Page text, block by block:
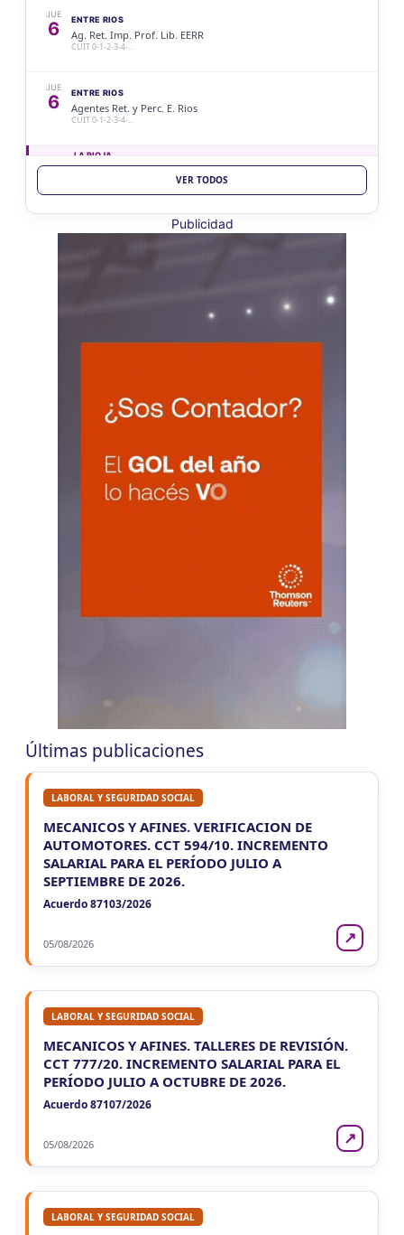
JUE
6 ENTRE RIOS
Ag. Ret. Imp. Prof. Lib. EERR
CUIT 0-1-2-3-4-…
JUE
6 ENTRE RIOS
Agentes Ret. y Perc. E. Rios
CUIT 0-1-2-3-4-…
LA RIOJA
6
CUIT 0-1-2-3-4-…
6
NACIONAL
7
CUIT 0-1-2-3-4-…
Autonomos
CUIT 7-8-9-…
ENTRE RIOS
CUIT 5-6-7-8-9-…
VIE
7 Agentes Ret. y Perc. E. Rios
CUIT 5-6-7-8-9-…
VIE
7 JUJUY
Agentes Ret. Perc. Jujuy
CUIT 0-1-2-3-4-…
7
CUIT 5-6-7-8-9-…
7 Agentes Retencion La Rioja
CUIT 5-6-7-8-9-…
NEUQUEN
7 Agentes Ret. y Percep. Neuquen
VER TODOS
Publicidad
Últimas publicaciones
LABORAL Y SEGURIDAD SOCIAL
MECANICOS Y AFINES. VERIFICACION DE
AUTOMOTORES. CCT 594/10. INCREMENTO
SALARIAL PARA EL PERÍODO JULIO A
SEPTIEMBRE DE 2026.
Acuerdo 87103/2026
05/08/2026 ↗
LABORAL Y SEGURIDAD SOCIAL
MECANICOS Y AFINES. TALLERES DE REVISIÓN.
CCT 777/20. INCREMENTO SALARIAL PARA EL
PERÍODO JULIO A OCTUBRE DE 2026.
Acuerdo 87107/2026
05/08/2026 ↗
LABORAL Y SEGURIDAD SOCIAL